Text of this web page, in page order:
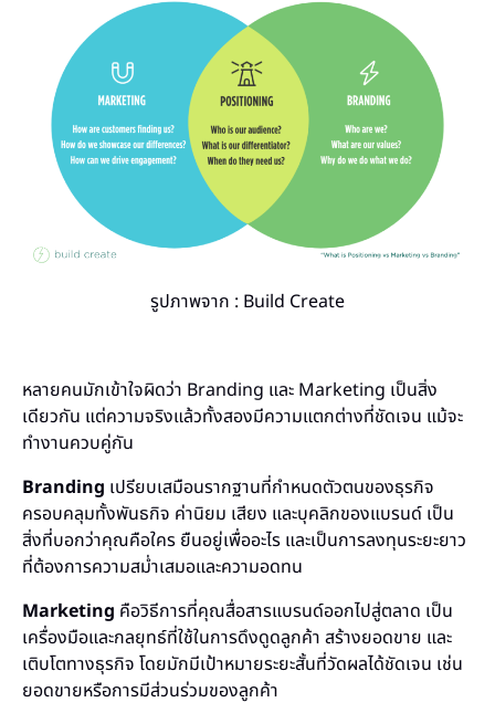
รูปภาพจาก : Build Create
หลายคนมักเข้าใจผิดว่า Branding และ Marketing เป็นสิ่ง
เดียวกัน แต่ความจริงแล้วทั้งสองมีความแตกต่างที่ชัดเจน แม้จะ
ทำงานควบคู่กัน
Branding เปรียบเสมือนรากฐานที่กำหนดตัวตนของธุรกิจ
ครอบคลุมทั้งพันธกิจ ค่านิยม เสียง และบุคลิกของแบรนด์ เป็น
สิ่งที่บอกว่าคุณคือใคร ยืนอยู่เพื่ออะไร และเป็นการลงทุนระยะยาว
ที่ต้องการความสม่ำเสมอและความอดทน
Marketing คือวิธีการที่คุณสื่อสารแบรนด์ออกไปสู่ตลาด เป็น
เครื่องมือและกลยุทธ์ที่ใช้ในการดึงดูดลูกค้า สร้างยอดขาย และ
เติบโตทางธุรกิจ โดยมักมีเป้าหมายระยะสั้นที่วัดผลได้ชัดเจน เช่น
ยอดขายหรือการมีส่วนร่วมของลูกค้า